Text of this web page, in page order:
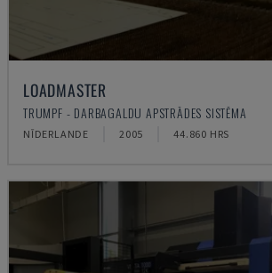
LOADMASTER
TRUMPF - DARBAGALDU APSTRĀDES SISTĒMA
NĪDERLANDE 2005 44.860 HRS